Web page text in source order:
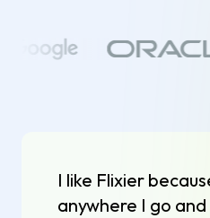
I like Flixier
anywhere I go